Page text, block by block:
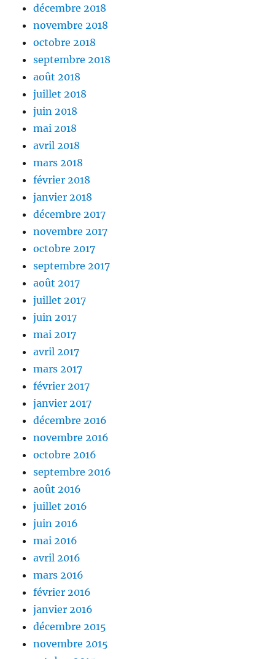
décembre 2018
novembre 2018
octobre 2018
septembre 2018
août 2018
juillet 2018
juin 2018
mai 2018
avril 2018
mars 2018
février 2018
janvier 2018
décembre 2017
novembre 2017
octobre 2017
septembre 2017
août 2017
juillet 2017
juin 2017
mai 2017
avril 2017
mars 2017
février 2017
janvier 2017
décembre 2016
novembre 2016
octobre 2016
septembre 2016
août 2016
juillet 2016
juin 2016
mai 2016
avril 2016
mars 2016
février 2016
janvier 2016
décembre 2015
novembre 2015